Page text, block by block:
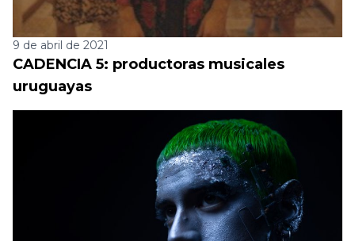
9 de abril de 2021
CADENCIA 5: productoras musicales
uruguayas